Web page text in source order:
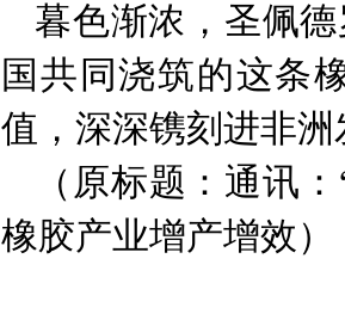
暮色渐浓，圣佩
国共同浇筑的这条
值，深深镌刻进非
（原标题：通讯
橡胶产业增产增效）